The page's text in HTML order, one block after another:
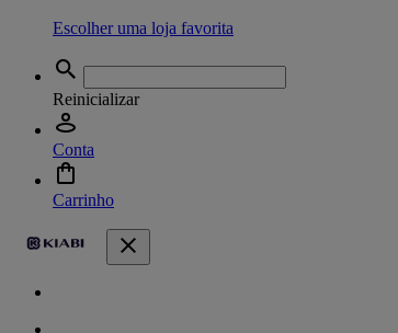
Escolher uma loja favorita
Reinicializar
Conta
Carrinho